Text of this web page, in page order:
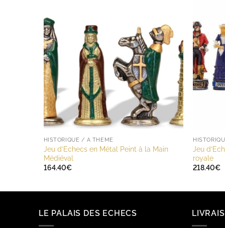
HISTORIQUE / A THÈME
Jeu d’Echecs en Métal Peint à la Main
Médiéval
164.40€
Jeu
royale
218.40€
LE PALAIS DES ECHECS